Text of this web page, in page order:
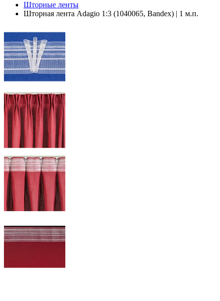
Шторные ленты
Шторная лента Adagio 1:3 (1040065, Bandex) | 1 м.п.